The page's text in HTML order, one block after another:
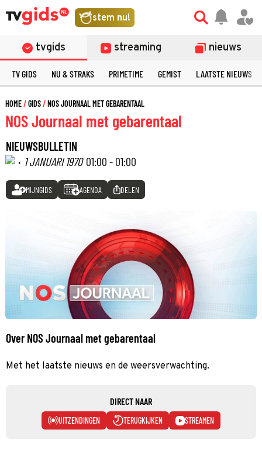
stem nu!
tvgids streaming nieuws
TV GIDS NU & STRAKS PRIMETIME GEMIST LAATSTE NIEUWS
HOME GIDS NOS JOURNAAL MET GEBARENTAAL
NOS Journaal met gebarentaal
NIEUWSBULLETIN
· 1 JANUARI 1970 01:00 - 01:00
MIJNGIDS AGENDA DELEN
Over NOS Journaal met gebarentaal
Met het laatste nieuws en de weersverwachting.
DIRECT NAAR
UITZENDINGEN TERUGKIJKEN STREAMEN